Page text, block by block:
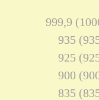
999,9
935
925
900
835